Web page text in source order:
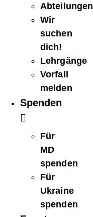
Abteilungen
Wir
suchen
dich!
Lehrgänge
Vorfall
melden
Spenden
Für
MD
spenden
Für
Ukraine
spenden